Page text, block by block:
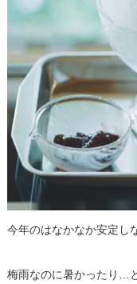
今年のはなかなか安定し
梅雨なのに暑かったり…